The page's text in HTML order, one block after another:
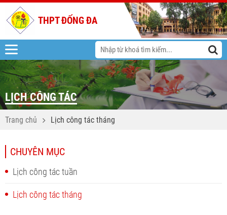
THPT ĐỐNG ĐA
LỊCH CÔNG TÁC
Trang chủ Lịch công tác tháng
CHUYÊN MỤC
Lịch công tác tuần
Lịch công tác tháng